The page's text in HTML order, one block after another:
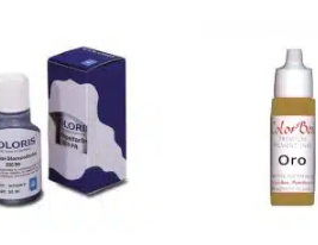
Añadir a
Favoritos